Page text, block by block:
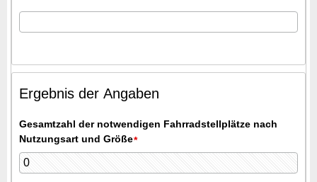
Ergebnis der Angaben
Gesamtzahl der notwendigen Fahrradstellplätze nach
Nutzungsart und Größe*